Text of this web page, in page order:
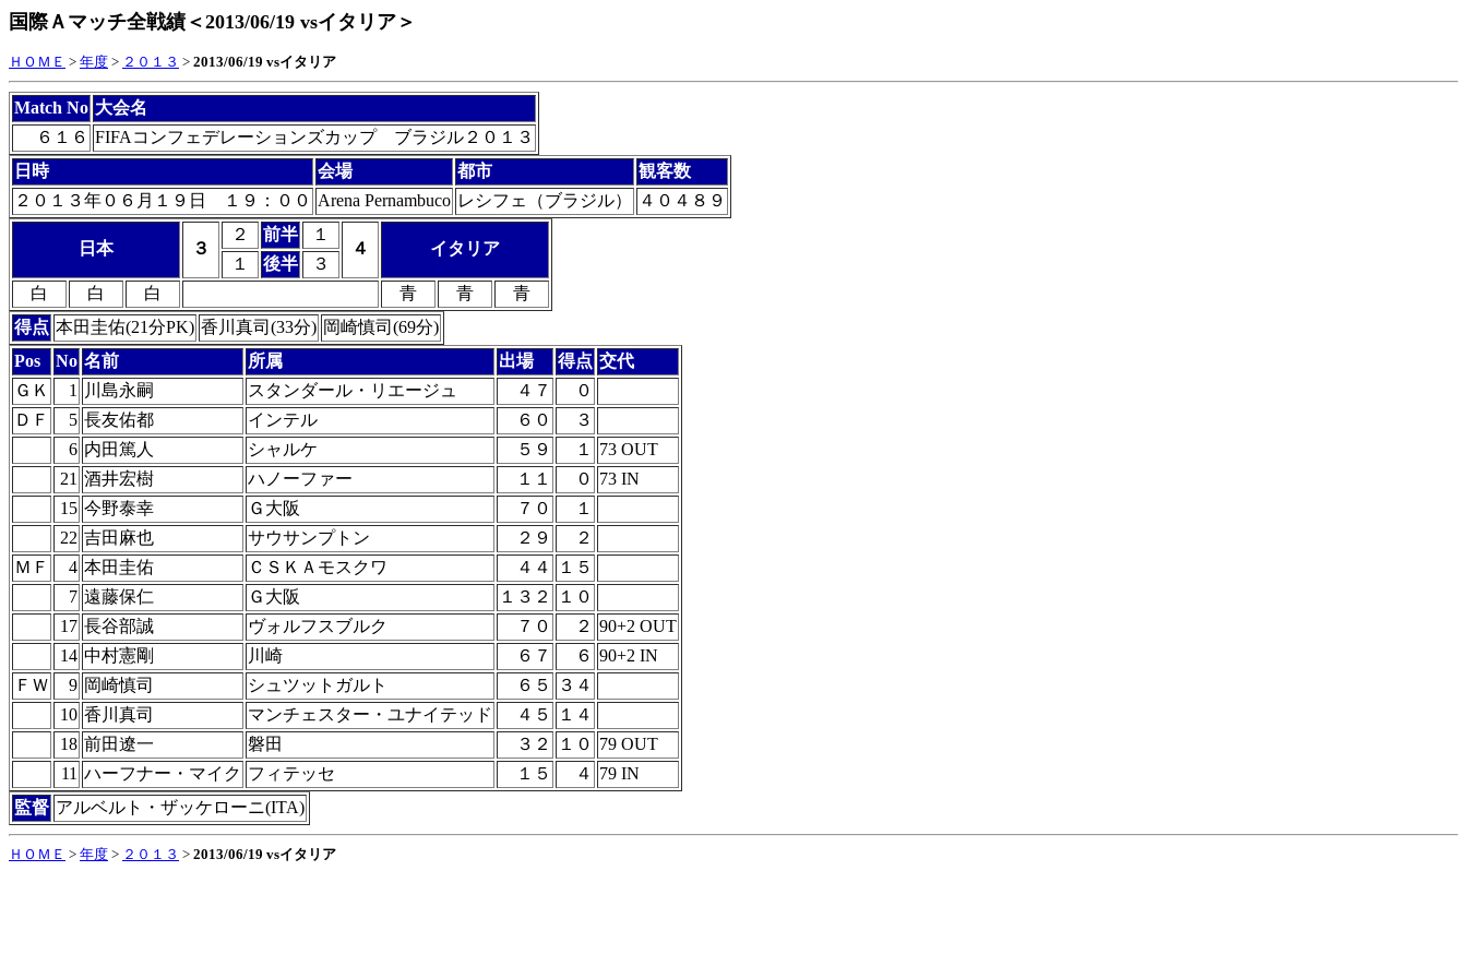
国際Ａマッチ全戦績＜2013/06/19 vsイタリア＞
ＨＯＭＥ > 年度 > ２０１３ > 2013/06/19 vsイタリア
Match No 大会名
６１６ FIFAコンフェデレーションズカップ ブラジル２０１３
日時
会場 都市
観客数
２０１３年０６月１９日 １９：００ Arena Pernambuco レシフェ（ブラジル） ４０４８９
日本 ３
２ 前半 １
４
イタリア
１
後半
３
白
白 白 青 青
青
得点 本田圭佑(21分PK) 香川真司(33分) 岡崎慎司(69分)
Pos
No 名前 所属 出場 得点 交代
ＧＫ
1 川島永嗣 スタンダール・リエージュ ４７
０
ＤＦ
5 長友佑都 インテル ６０
３
6 内田篤人 シャルケ ５９ １
73 OUT
21 酒井宏樹 ハノーファー １１ ０ 73 IN
15 今野泰幸 Ｇ大阪 ７０
１
22 吉田麻也 サウサンプトン ２９
２
ＭＦ
4 本田圭佑 ＣＳＫＡモスクワ ４４
１５
7 遠藤保仁 Ｇ大阪 １３２
１０
17 長谷部誠 ヴォルフスブルク ７０ ２ 90+2 OUT
14 中村憲剛 川崎 ６７ ６ 90+2 IN
ＦＷ
9 岡崎慎司 シュツットガルト ６５
３４
10 香川真司 マンチェスター・ユナイテッド ４５
１４
18 前田遼一 磐田 ３２ １０ 79 OUT
11 ハーフナー・マイク フィテッセ １５ ４ 79 IN
監督 アルベルト・ザッケローニ(ITA)
ＨＯＭＥ > 年度 > ２０１３ > 2013/06/19 vsイタリア